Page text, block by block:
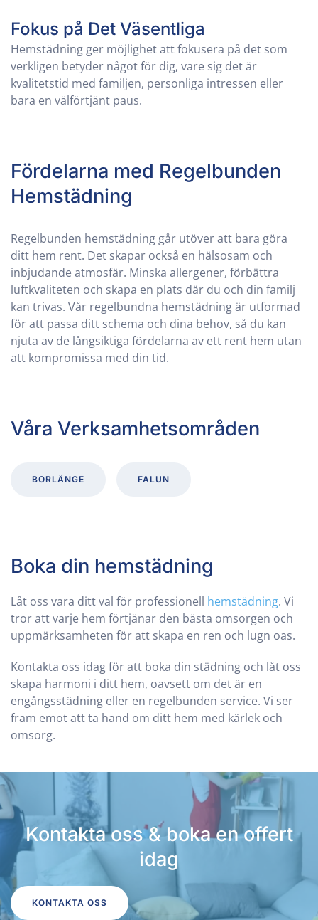
Fokus på Det Väsentliga
Hemstädning ger möjlighet att fokusera på det som
verkligen betyder något för dig, vare sig det är
kvalitetstid med familjen, personliga intressen eller
bara en välförtjänt paus.
Fördelarna med Regelbunden
Hemstädning
Regelbunden hemstädning går utöver att bara göra
ditt hem rent. Det skapar också en hälsosam och
inbjudande atmosfär. Minska allergener, förbättra
luftkvaliteten och skapa en plats där du och din familj
kan trivas. Vår regelbundna hemstädning är utformad
för att passa ditt schema och dina behov, så du kan
njuta av de långsiktiga fördelarna av ett rent hem utan
att kompromissa med din tid.
Våra Verksamhetsområden
BORLÄNGE FALUN
Boka din hemstädning
Låt oss vara ditt val för professionell hemstädning. Vi
tror att varje hem förtjänar den bästa omsorgen och
uppmärksamheten för att skapa en ren och lugn oas.
Kontakta oss idag för att boka din städning och låt oss
skapa harmoni i ditt hem, oavsett om det är en
engångsstädning eller en regelbunden service. Vi ser
fram emot att ta hand om ditt hem med kärlek och
omsorg.
Kontakta oss & boka en offert
idag
KONTAKTA OSS